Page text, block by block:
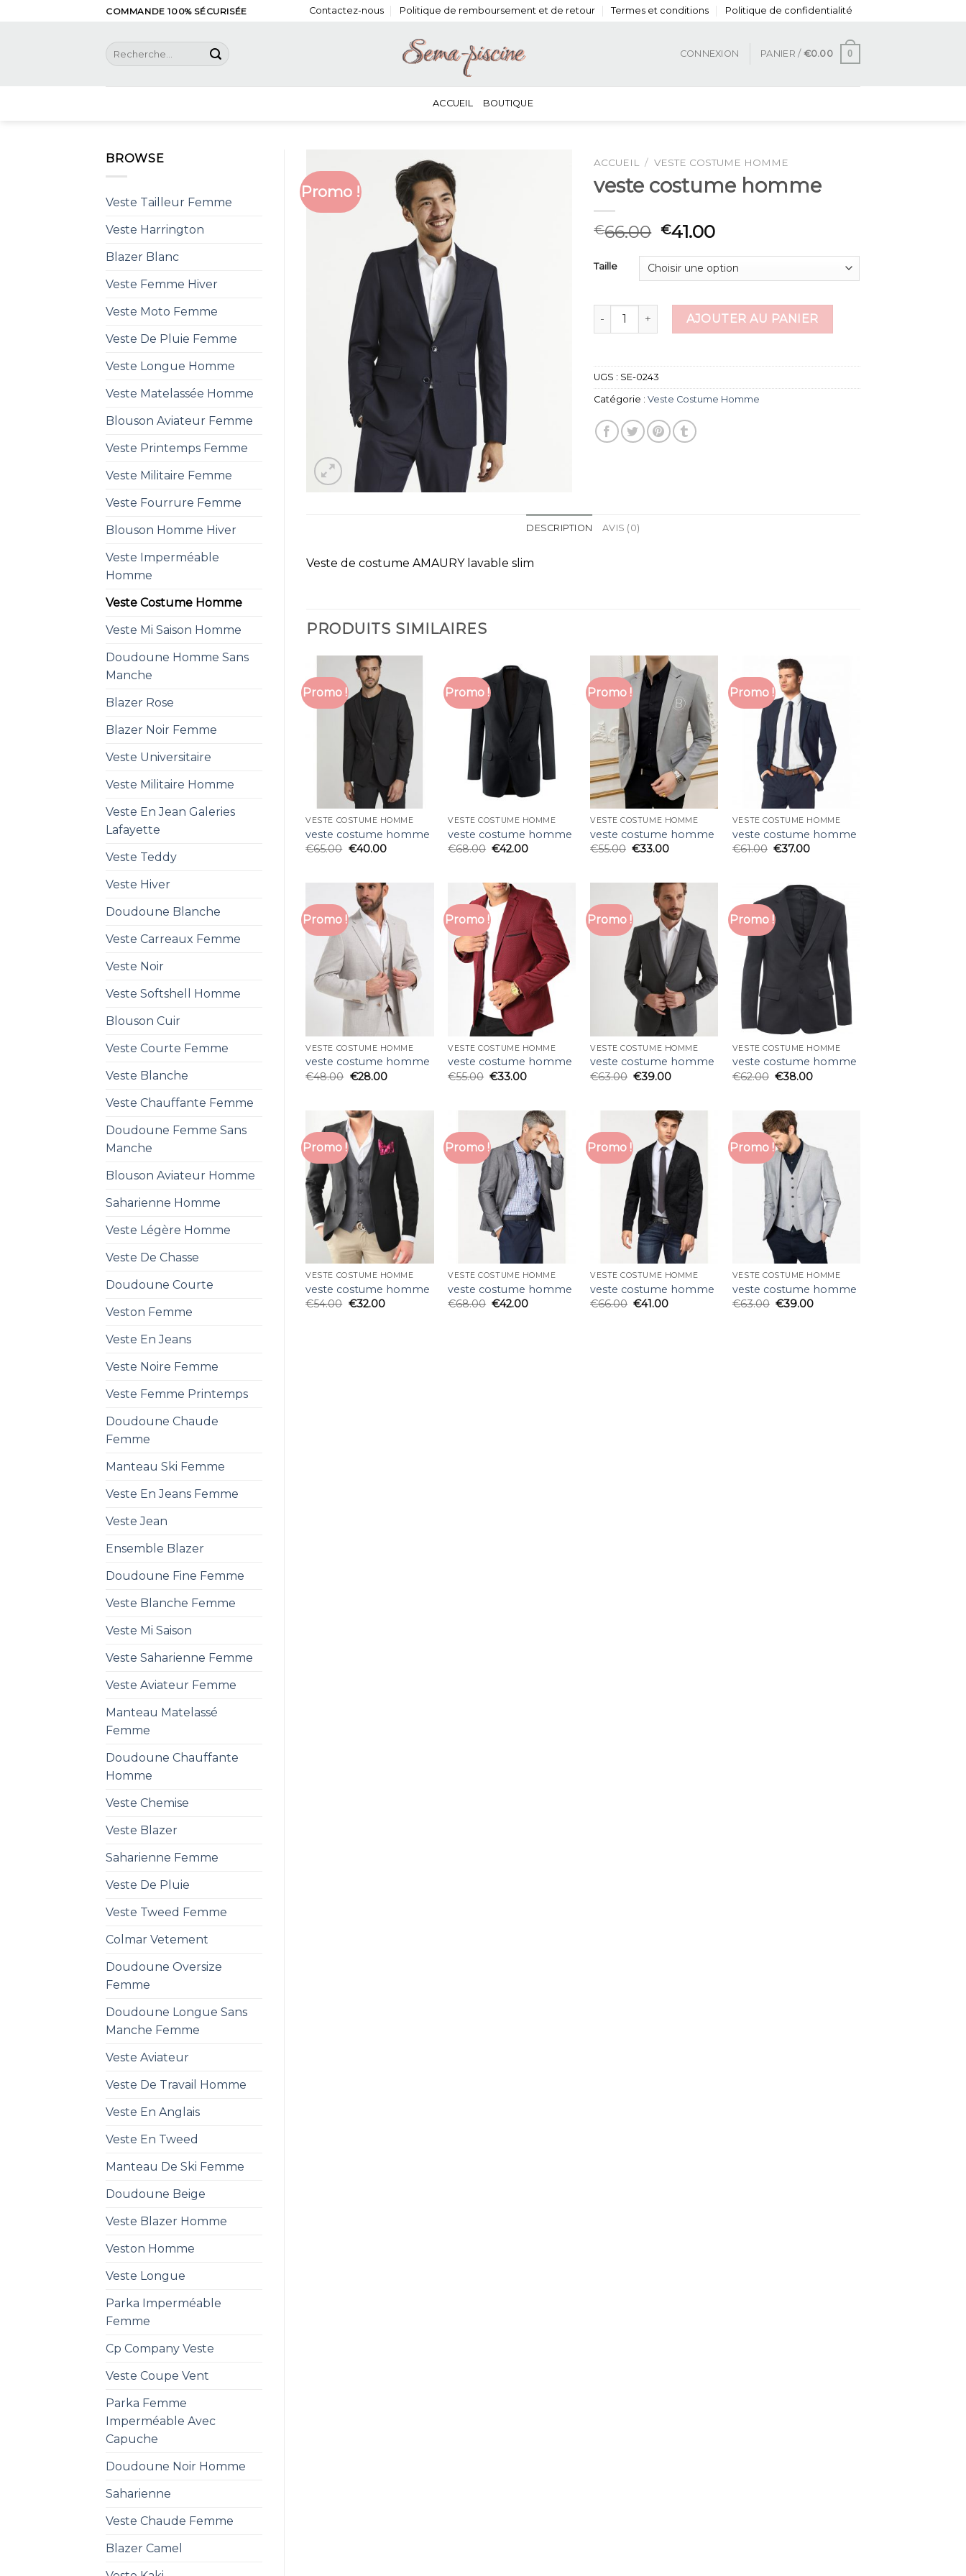
COMMANDE 100% SÉCURISÉE Contactez-nous Politique de remboursement et de retour Termes et conditions Politique de confidentialité
Recherche
pour :
CONNEXION PANIER / €0.00 0
ACCUEIL BOUTIQUE
BROWSE
Veste Tailleur Femme
Veste Harrington
Blazer Blanc
Veste Femme Hiver
Veste Moto Femme
Veste De Pluie Femme
Veste Longue Homme
Veste Matelassée Homme
Blouson Aviateur Femme
Veste Printemps Femme
Veste Militaire Femme
Veste Fourrure Femme
Blouson Homme Hiver
Veste Imperméable
Homme
Veste Costume Homme
Veste Mi Saison Homme
Doudoune Homme Sans
Manche
Blazer Rose
Blazer Noir Femme
Veste Universitaire
Veste Militaire Homme
Veste En Jean Galeries
Lafayette
Veste Teddy
Veste Hiver
Doudoune Blanche
Veste Carreaux Femme
Veste Noir
Veste Softshell Homme
Blouson Cuir
Veste Courte Femme
Veste Blanche
Veste Chauffante Femme
Doudoune Femme Sans
Manche
Blouson Aviateur Homme
Saharienne Homme
Veste Légère Homme
Veste De Chasse
Doudoune Courte
Veston Femme
Veste En Jeans
Veste Noire Femme
Veste Femme Printemps
Doudoune Chaude
Femme
Manteau Ski Femme
Veste En Jeans Femme
Veste Jean
Ensemble Blazer
Doudoune Fine Femme
Veste Blanche Femme
Veste Mi Saison
Veste Saharienne Femme
Veste Aviateur Femme
Manteau Matelassé
Femme
Doudoune Chauffante
Homme
Veste Chemise
Veste Blazer
Saharienne Femme
Veste De Pluie
Veste Tweed Femme
Colmar Vetement
Doudoune Oversize
Femme
Doudoune Longue Sans
Manche Femme
Veste Aviateur
Veste De Travail Homme
Veste En Anglais
Veste En Tweed
Manteau De Ski Femme
Doudoune Beige
Veste Blazer Homme
Veston Homme
Veste Longue
Parka Imperméable
Femme
Cp Company Veste
Veste Coupe Vent
Parka Femme
Imperméable Avec
Capuche
Doudoune Noir Homme
Saharienne
Veste Chaude Femme
Blazer Camel
Promo !
ACCUEIL / VESTE COSTUME HOMME
veste costume homme
€66.00 €41.00
Taille
quantité de veste costume homme
AJOUTER AU PANIER
UGS : SE-0243
Catégorie :Veste Costume Homme
DESCRIPTION AVIS (0)
Veste de costume AMAURY lavable slim
PRODUITS SIMILAIRES
Promo !
VESTE COSTUME HOMME
veste costume homme
€65.00 €40.00
Promo !
VESTE COSTUME HOMME
veste costume homme
€68.00 €42.00
Promo !
VESTE COSTUME HOMME
veste costume homme
€55.00 €33.00
Promo !
VESTE COSTUME HOMME
veste costume homme
€61.00 €37.00
Promo !
VESTE COSTUME HOMME
veste costume homme
€48.00 €28.00
Promo !
VESTE COSTUME HOMME
veste costume homme
€55.00 €33.00
Promo !
VESTE COSTUME HOMME
veste costume homme
€63.00 €39.00
Promo !
VESTE COSTUME HOMME
veste costume homme
€62.00 €38.00
Promo !
VESTE COSTUME HOMME
veste costume homme
€54.00 €32.00
Promo !
VESTE COSTUME HOMME
veste costume homme
€68.00 €42.00
Promo !
VESTE COSTUME HOMME
veste costume homme
€66.00 €41.00
Promo !
VESTE COSTUME HOMME
veste costume homme
€63.00 €39.00